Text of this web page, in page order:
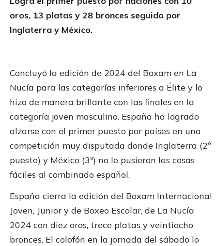
oros, 13 platas y 28 bronces seguido por
Inglaterra y México.
Concluyó la edición de 2024 del Boxam en La
Nucía para las categorías inferiores a Élite y lo
hizo de manera brillante con las finales en la
categoría joven masculino. España ha logrado
alzarse con el primer puesto por países en una
competición muy disputada donde Inglaterra (2º
puesto) y México (3º) no le pusieron las cosas
fáciles al combinado español.
España cierra la edición del Boxam Internacional
Joven, Junior y de Boxeo Escolar, de La Nucía
2024 con diez oros, trece platas y veintiocho
bronces. El colofón en la jornada del sábado lo